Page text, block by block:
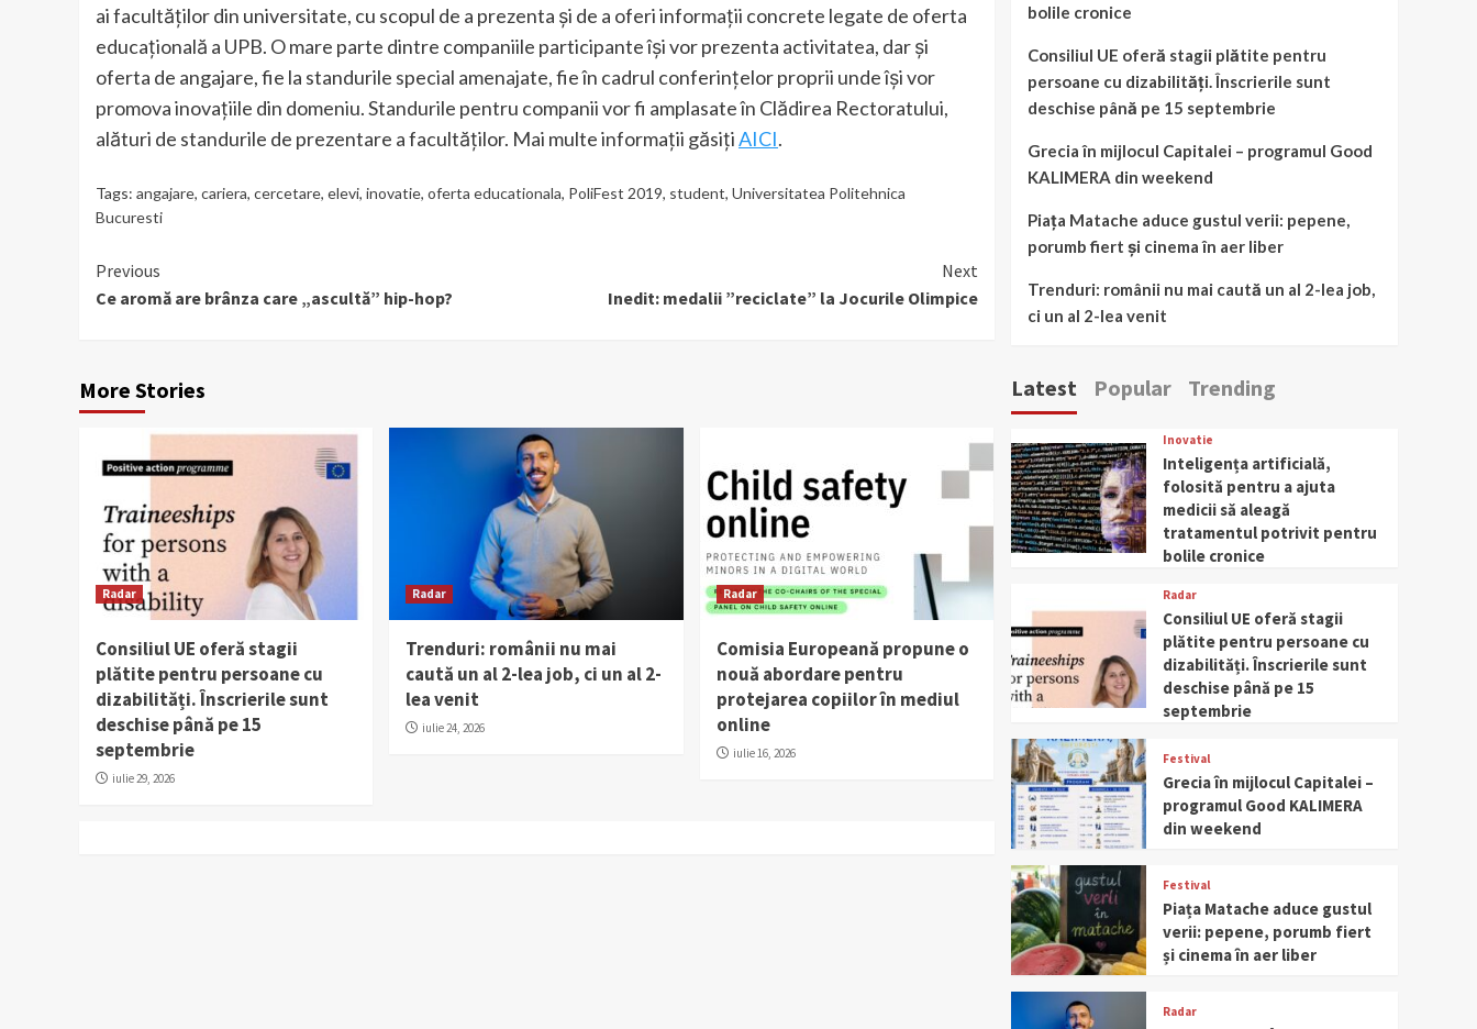
ai facultăţilor din universitate, cu scopul de a prezenta și de a oferi informații concrete legate de oferta
educațională a UPB. O mare parte dintre companiile participante îşi vor prezenta activitatea, dar şi
oferta de angajare, fie la standurile special amenajate, fie în cadrul conferinţelor proprii unde îşi vor
promova inovațiile din domeniu. Standurile pentru companii vor fi amplasate în Clădirea Rectoratului,
alături de standurile de prezentare a facultăţilor. Mai multe informații găsițiAICI.
Tags: angajare, cariera, cercetare, elevi, inovatie, oferta educationala, PoliFest 2019, student, Universitatea Politehnica
Bucuresti
Continue
Reading
Previous
Ce aromă are brânza care „ascultă” hip-hop?
Next
Inedit: medalii ”reciclate” la Jocurile Olimpice
More Stories
Radar
Consiliul UE oferă stagii
plătite pentru persoane cu
dizabilități. Înscrierile sunt
deschise până pe 15
septembrie
iulie 29, 2026
Radar
Trenduri: românii nu mai
caută un al 2-lea job, ci un al 2-
lea venit
iulie 24, 2026
Radar
Comisia Europeană propune o
nouă abordare pentru
protejarea copiilor în mediul
online
iulie 16, 2026
bolile cronice
Consiliul UE oferă stagii plătite pentru
persoane cu dizabilități. Înscrierile sunt
deschise până pe 15 septembrie
Grecia în mijlocul Capitalei – programul Good
KALIMERA din weekend
Piața Matache aduce gustul verii: pepene,
porumb fiert și cinema în aer liber
Trenduri: românii nu mai caută un al 2-lea job,
ci un al 2-lea venit
Latest Popular Trending
Inovatie
Inteligența artificială,
folosită pentru a ajuta
medicii să aleagă
tratamentul potrivit pentru
bolile cronice
Radar
Consiliul UE oferă stagii
plătite pentru persoane cu
dizabilități. Înscrierile sunt
deschise până pe 15
septembrie
Festival
Grecia în mijlocul Capitalei –
programul Good KALIMERA
din weekend
Festival
Piața Matache aduce gustul
verii: pepene, porumb fiert
și cinema în aer liber
Radar